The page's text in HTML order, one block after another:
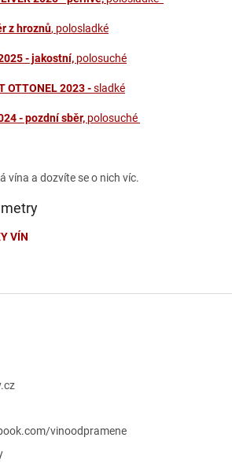
z hroznů, polosladké
- jakostní, polosuché
OTTONEL 2023 -sladké
- pozdní sběr, polosuché
vína a dozvíte se o nich víc.
VÍN
vinoodpramene